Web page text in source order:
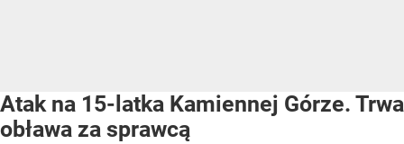
Atak na 15-latka Kamiennej Górze. Trwa
obława za sprawcą